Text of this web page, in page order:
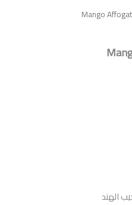
الهند